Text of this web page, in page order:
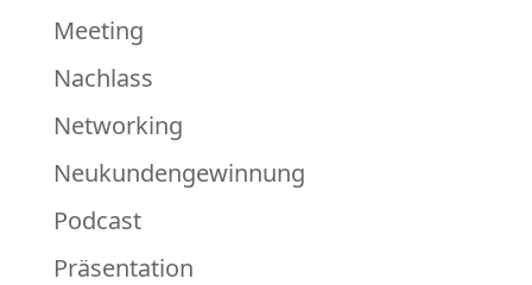
Meeting
Nachlass
Networking
Neukundengewinnung
Podcast
Präsentation